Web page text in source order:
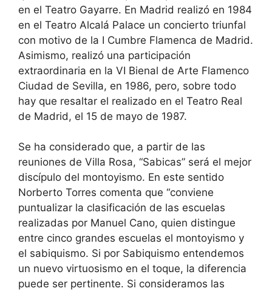
en el Teatro Gayarre. En Madrid realizó en 1984
en el Teatro Alcalá Palace un concierto triunfal
con motivo de la I Cumbre Flamenca de Madrid.
Asimismo, realizó una participación
extraordinaria en la VI Bienal de Arte Flamenco
Ciudad de Sevilla, en 1986, pero, sobre todo
hay que resaltar el realizado en el Teatro Real
de Madrid, el 15 de mayo de 1987.
Se ha considerado que, a partir de las
reuniones de Villa Rosa, “Sabicas” será el mejor
discípulo del montoyismo. En este sentido
Norberto Torres comenta que “conviene
puntualizar la clasificación de las escuelas
realizadas por Manuel Cano, quien distingue
entre cinco grandes escuelas el montoyismo y
el sabiquismo. Si por Sabiquismo entendemos
un nuevo virtuosismo en el toque, la diferencia
puede ser pertinente. Si consideramos las